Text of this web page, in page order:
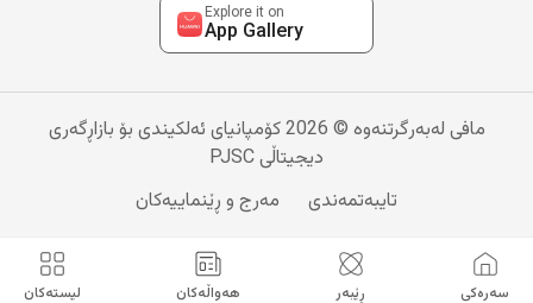
سەرەکی ڕێبەر هەواڵەکان لیستەکان
Explore it on
App Gallery
مافی لەبەرگرتنەوە © 2026 کۆمپانیای ئەلکیندی بۆ بازاڕگەری
دیجیتاڵی PJSC
تایبەتمەندی
مەرج و ڕێنماییەکان